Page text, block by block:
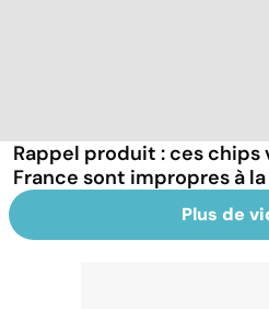
Rappel produit : ces
France sont impropres à
Plus de